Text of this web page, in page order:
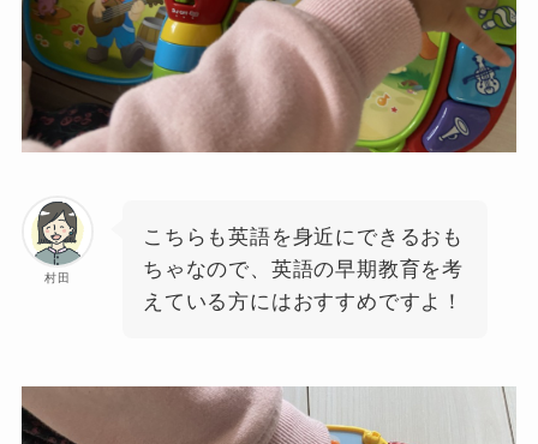
村田
こちらも英語を身近にできるおも
ちゃなので、英語の早期教育を考
えている方にはおすすめですよ！